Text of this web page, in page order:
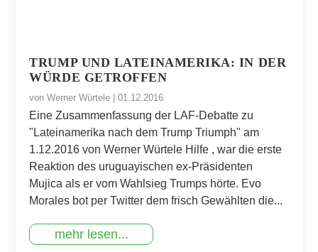
TRUMP UND LATEINAMERIKA: IN DER
WÜRDE GETROFFEN
vonWerner Würtele |01.12.2016
Eine Zusammenfassung der LAF-Debatte zu
"Lateinamerika nach dem Trump Triumph" am
1.12.2016 von Werner Würtele Hilfe , war die erste
Reaktion des uruguayischen ex-Präsidenten
Mujica als er vom Wahlsieg Trumps hörte. Evo
Morales bot per Twitter dem frisch Gewählten die...
mehr lesen...